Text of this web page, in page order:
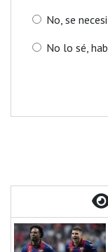
No, se
No lo sé,